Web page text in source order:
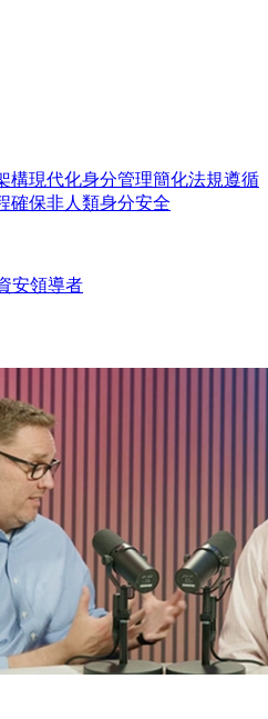
構現代化身分管理簡化法規遵循
確保非人類身分安全
安領導者